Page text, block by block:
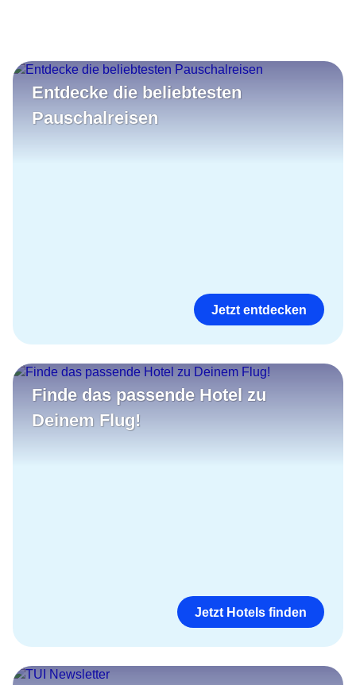
Entdecke die beliebtesten
Pauschalreisen
Jetzt entdecken
Finde das passende Hotel zu
Deinem Flug!
Jetzt Hotels finden